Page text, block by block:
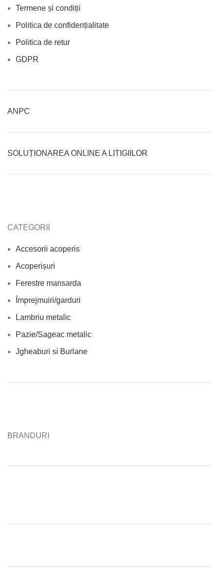
Termene și condiții
Politica de confidențialitate
Politica de retur
GDPR
ANPC
SOLUȚIONAREA ONLINE A LITIGIILOR
CATEGORII
Accesorii acoperis
Acoperișuri
Ferestre mansarda
Împrejmuiri/garduri
Lambriu metalic
Pazie/Sageac metalic
Jgheaburi si Burlane
BRANDURI